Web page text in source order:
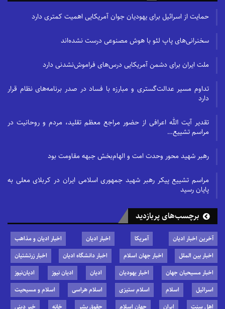
حمایت از اسرائیل برای یهودیان جوان آمریکایی اهمیت کمتری دارد
سخنرانی‌های پاپ لئو با هوش مصنوعی درست نشده‌اند
ملت ایران برای دشمن آمریکایی درس‌های فراموش‌نشدنی دارد
تداوم مسیر عدالت‌گستری و مبارزه با فساد در صدر برنامه‌های نظام قرار
دارد
تقدیر آیت الله اعرافی از حضور مراجع معظم تقلید، مردم و روحانیت در
مراسم تشییع…
رهبر شهید محور وحدت امت و الهام‌بخش جبهه مقاومت بود
مراسم تشییع پیکر رهبر شهید جمهوری اسلامی ایران در کربلای معلی به
پایان رسید
برچسب‌های پربازدید
آخرین اخبار ادیان آمریکا اخبار ادیان
اخبار ادیان و مذاهب
اخبار بین الملل
اخبار جهان اسلام اخبار دانشگاه ادیان
اخبار زرتشتیان
اخبار مسیحیان جهان
اخبار یهودیان ادیان ادیان نیوز
ادیان‌نیوز
اسرائیل
اسلام اسلام ستیزی اسلام هراسی
اسلام و مسیحیت
اهل سنت
ایران جهان اسلام حقوق بشر خانه خبر دینی